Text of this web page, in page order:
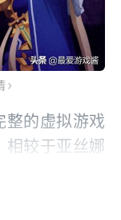
整的虚拟游戏
相较于亚丝娜
草”，凭借着
漂亮妹子，